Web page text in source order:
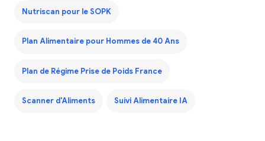
Nutriscan pour le SOPK
Plan Alimentaire pour Hommes de 40 Ans
Plan de Régime Prise de Poids France
Scanner d'Aliments Suivi Alimentaire IA